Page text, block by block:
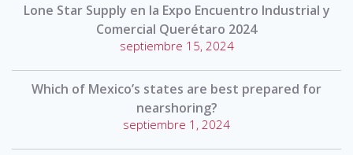
Lone Star Supply en la Expo Encuentro Industrial y
Comercial Querétaro 2024
septiembre 15, 2024
Which of Mexico’s states are best prepared for
nearshoring?
septiembre 1, 2024